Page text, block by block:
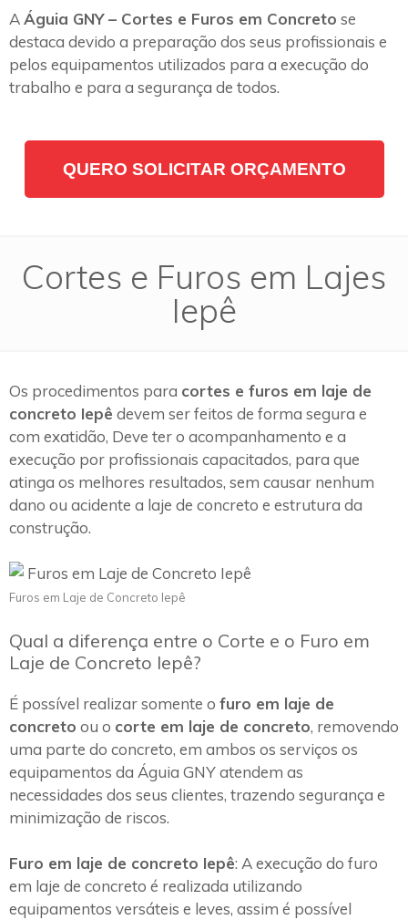
AÁguia GNY – Cortes e Furos em Concreto se
destaca devido a preparação dos seus profissionais e
pelos equipamentos utilizados para a execução do
trabalho e para a segurança de todos.
QUERO SOLICITAR ORÇAMENTO
Cortes e Furos em Lajes
Iepê
Os procedimentos para cortes e furos em laje de
concreto Iepê devem ser feitos de forma segura e
com exatidão, Deve ter o acompanhamento e a
execução por profissionais capacitados, para que
atinga os melhores resultados, sem causar nenhum
dano ou acidente a laje de concreto e estrutura da
construção.
Furos em Laje de Concreto Iepê
Qual a diferença entre o Corte e o Furo em
Laje de Concreto Iepê?
É possível realizar somente o furo em laje de
concreto ou o corte em laje de concreto, removendo
uma parte do concreto, em ambos os serviços os
equipamentos da Águia GNY atendem as
necessidades dos seus clientes, trazendo segurança e
minimização de riscos.
Furo em laje de concreto Iepê: A execução do furo
em laje de concreto é realizada utilizando
equipamentos versáteis e leves, assim é possível